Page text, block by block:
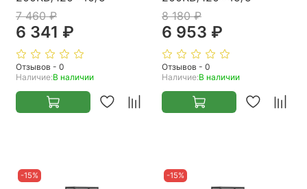
7 460 ₽
6 341 ₽
Отзывов - 0
Наличие:В наличии
8 180 ₽
6 953 ₽
Отзывов - 0
Наличие:В наличии
-15% -15%